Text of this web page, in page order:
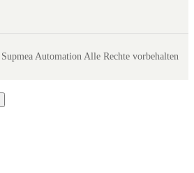
Automation Alle Rechte vorbehalten